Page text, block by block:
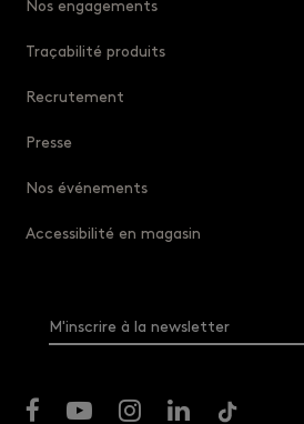
Nos engagements
Traçabilité produits
Recrutement
Presse
Nos événements
Accessibilité en magasin
M'inscrire à la newsletter